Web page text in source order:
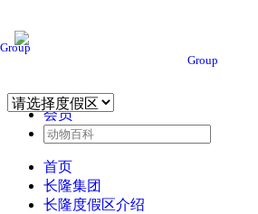
会员
首页
长隆集团
Group
长隆度假区介绍
Group